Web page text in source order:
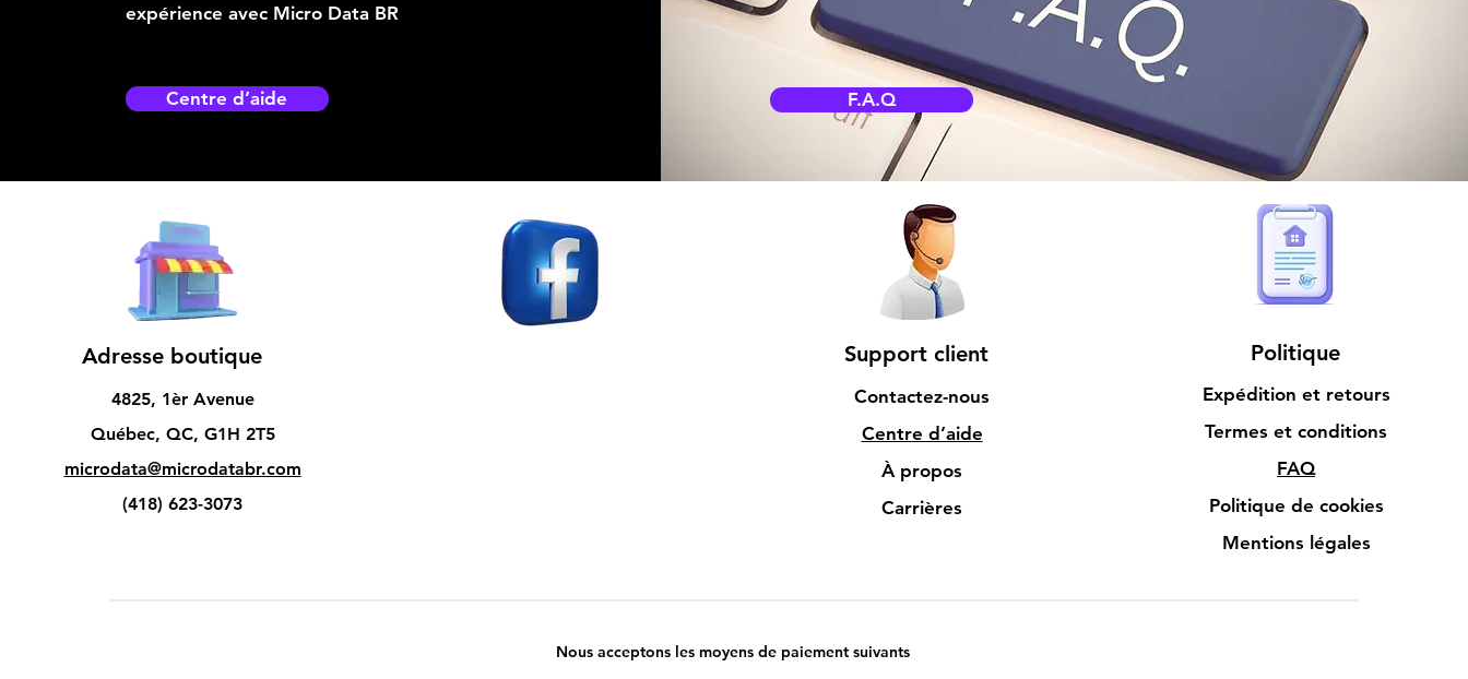
expérience avec Micro Data BR
Centre d’aide F.A.Q
Adresse boutique
4825, 1èr Avenue
Québec, QC, G1H 2T5
microdata@microdatabr.com
(418) 623-3073
Support client
Contactez-nous
Centre d’aide
À propos
Carrières
Politique
Expédition et retours
Termes et conditions
FAQ
Politique de cookies
Mentions légales
Nous acceptons les moyens de paiement suivants